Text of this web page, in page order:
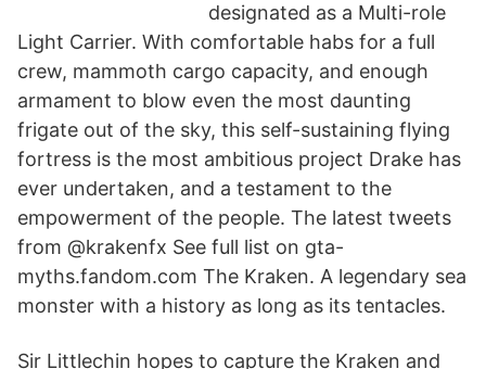
designated as a Multi-role
Light Carrier. With comfortable habs for a full
crew, mammoth cargo capacity, and enough
armament to blow even the most daunting
frigate out of the sky, this self-sustaining flying
fortress is the most ambitious project Drake has
ever undertaken, and a testament to the
empowerment of the people. The latest tweets
from @krakenfx See full list on gta-
myths.fandom.com The Kraken. A legendary sea
monster with a history as long as its tentacles.
Sir Littlechin hopes to capture the Kraken and